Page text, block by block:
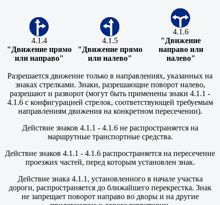
4.1.4
"Движение прямо
или направо"
4.1.5
"Движение прямо
или налево"
4.1.6
"Движение
направо или
налево"
Разрешается движение только в направлениях, указанных на
знаках стрелками. Знаки, разрешающие поворот налево,
разрешают и разворот (могут быть применены знаки 4.1.1 -
4.1.6 с конфигурацией стрелок, соответствующей требуемым
направлениям движения на конкретном пересечении).
Действие знаков 4.1.1 - 4.1.6 не распространяется на
маршрутные транспортные средства.
Действие знаков 4.1.1 - 4.1.6 распространяется на пересечение
проезжих частей, перед которым установлен знак.
Действие знака 4.1.1, установленного в начале участка
дороги, распространяется до ближайшего перекрестка. Знак
не запрещает поворот направо во дворы и на другие